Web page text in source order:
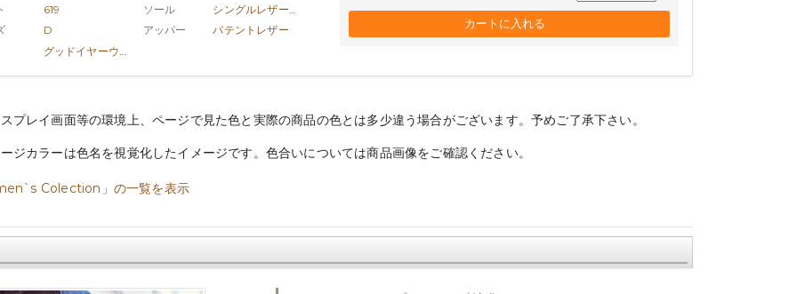
619 ソール
D アッパー
パテントレザー
プレイ画面等の環境上、ページで見た色と実際の商品の色とは多少違う場合がございます。予めご了承下さい。
ジカラーは色名を視覚化したイメージです。色合いについては商品画像をご確認ください。
Colection」の一覧を表示